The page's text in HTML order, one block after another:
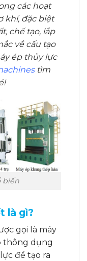
các hoạt
khí, đặc biệt
chế tạo, lắp
về cấu tạo
ép thủy lực
tìm
biến
là gì?
gọi là máy
thông dụng
để tạo ra